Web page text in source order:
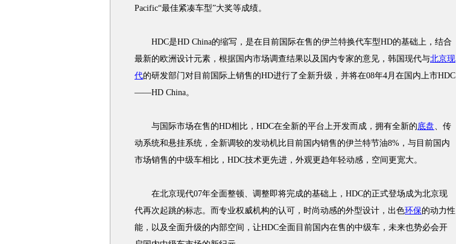
Pacific“最佳紧凑车型”大奖等成绩。
HDC是HD China的缩写，是在目前国际在售的伊兰特换代车型HD的基础上，结合
最新的欧洲设计元素，根据国内市场调查结果以及国内专家的意见，韩国现代与北京现
代的研发部门对目前国际上销售的HD进行了全新升级，并将在08年4月在国内上市HDC
——HD China。
与国际市场在售的HD相比，HDC在全新的平台上开发而成，拥有全新的底盘、传
动系统和悬挂系统，全新调较的发动机比目前国内销售的伊兰特节油8%，与目前国内
市场销售的中级车相比，HDC技术更先进，外观更趋年轻动感，空间更宽大。
在北京现代07年全面整顿、调整即将完成的基础上，HDC的正式登场成为北京现
代再次起跳的标志。而专业权威机构的认可，时尚动感的外型设计，出色环保的动力性
能，以及全面升级的内部空间，让HDC全面目前国内在售的中级车，未来也势必会开